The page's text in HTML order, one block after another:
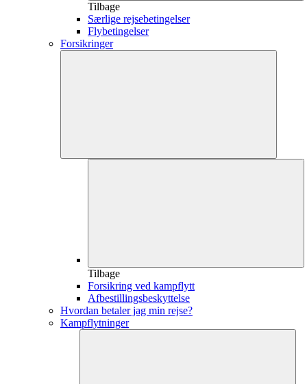
Tilbage
Særlige rejsebetingelser
Flybetingelser
Forsikringer
Tilbage
Forsikring ved kampflytt
Afbestillingsbeskyttelse
Hvordan betaler jag min rejse?
Kampflytninger